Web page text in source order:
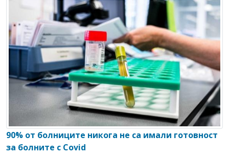
90% от болниците никога не са имали готовност
за болните с Covid